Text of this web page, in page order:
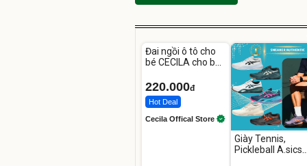
Đai ngồi ô tô cho
bé CECILA cho bé
220.000đ
Hot Deal
Cecila Offical Store
Giày Tennis,
Pickleball A.sics